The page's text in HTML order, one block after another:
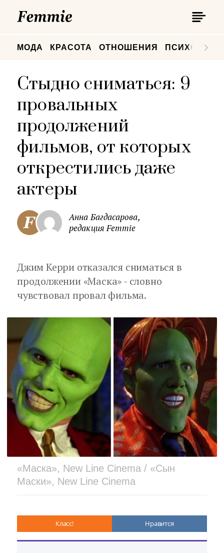
МОДА КРАСОТА ОТНОШЕНИЯ
Стыдно сниматься: 9
провальных
продолжений
фильмов, от которых
открестились даже
актеры
Анна Багдасарова,
редакция Femmie
Джим Керри отказался сниматься в
продолжении «Маска» - словно
чувствовал провал фильма.
«Маска», New Line Cinema / «Сын
Маски», New Line Cinema
Класс! Нравится